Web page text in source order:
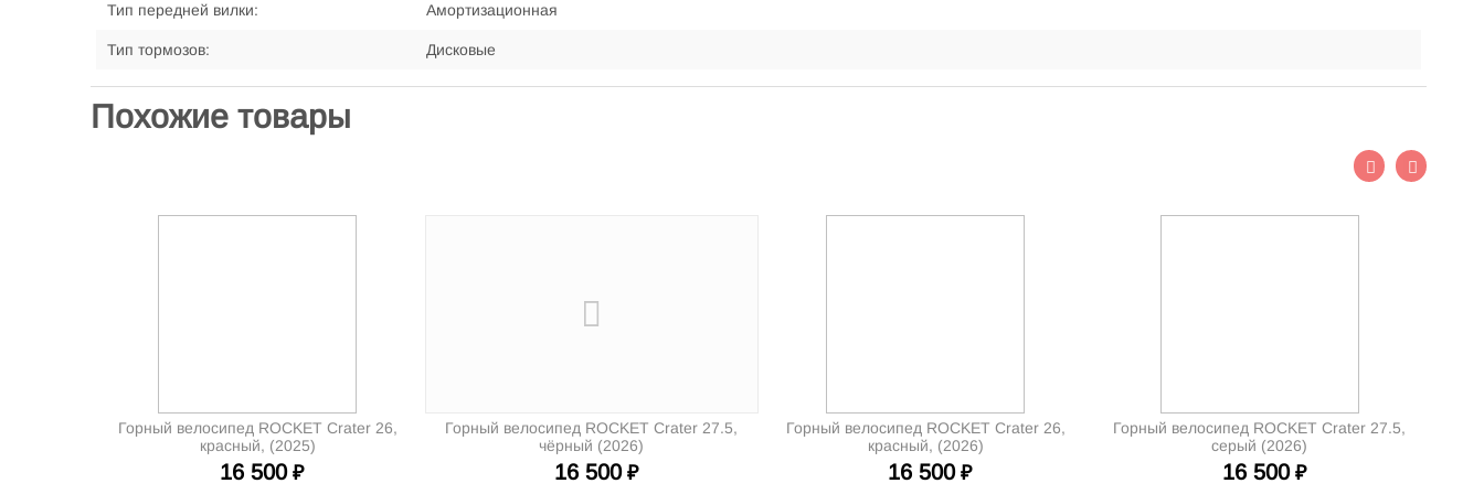
Тип передней вилки: Амортизационная
Тип тормозов: Дисковые
Похожие товары
Горный велосипед ROCKET Crater 26,
красный, (2025)
16 500 ₽
Горный велосипед ROCKET Crater 27.5,
чёрный (2026)
16 500 ₽
Горный велосипед ROCKET Crater 26,
красный, (2026)
16 500 ₽
Горный велосипед ROCKET Crater 27.5,
серый (2026)
16 500 ₽